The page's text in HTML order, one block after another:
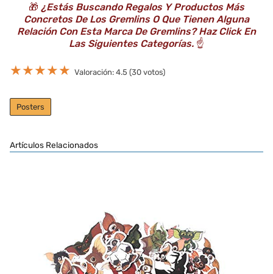
🎁 ¿Estás Buscando Regalos Y Productos Más
Concretos De Los Gremlins O Que Tienen Alguna
Relación Con Esta Marca De Gremlins? Haz Click En
Las Siguientes Categorías. ☝️
★★★★★ Valoración: 4.5 (30 votos)
Posters
Artículos Relacionados